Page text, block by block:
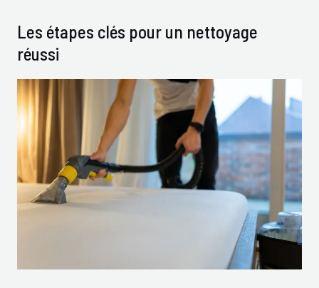
Les étapes clés pour un nettoyage
réussi